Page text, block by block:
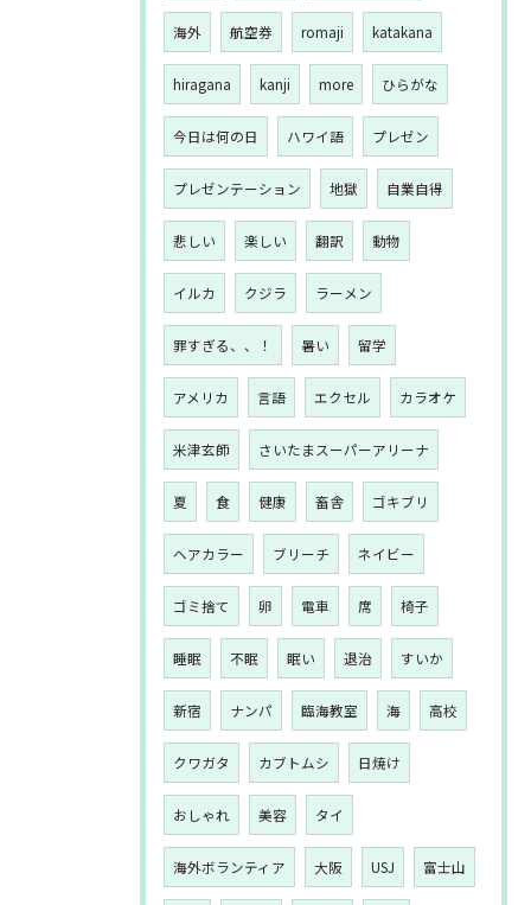
海外 航空券 romaji katakana
hiragana kanji more ひらがな
今日は何の日 ハワイ語 プレゼン
プレゼンテーション 地獄 自業自得
悲しい 楽しい 翻訳 動物
イルカ クジラ ラーメン
罪すぎる、、！ 暑い 留学
アメリカ 言語 エクセル カラオケ
米津玄師 さいたまスーパーアリーナ
夏 食 健康 畜舎 ゴキブリ
ヘアカラー ブリーチ ネイビー
ゴミ捨て 卵 電車 席 椅子
睡眠 不眠 眠い 退治 すいか
新宿 ナンパ 臨海教室 海 高校
クワガタ カブトムシ 日焼け
おしゃれ 美容 タイ
海外ボランティア 大阪 USJ 富士山